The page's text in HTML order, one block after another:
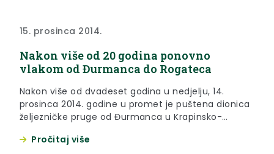
15. prosinca 2014.
Nakon više od 20 godina ponovno
vlakom od Đurmanca do Rogateca
Nakon više od dvadeset godina u nedjelju, 14.
prosinca 2014. godine u promet je puštena dionica
željezničke pruge od Đurmanca u Krapinsko-
Slovenijom, odnosno Rogateca, čime je ponovno
Pročitaj više